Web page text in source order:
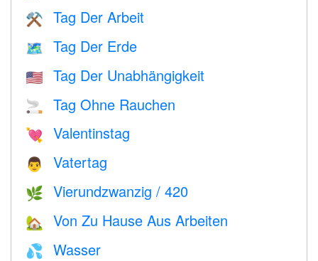
⚒️ Tag Der Arbeit
🗺️ Tag Der Erde
🇺🇸 Tag Der Unabhängigkeit
🚬 Tag Ohne Rauchen
💘 Valentinstag
👨 Vatertag
🌿 Vierundzwanzig / 420
🏡 Von Zu Hause Aus Arbeiten
💦 Wasser